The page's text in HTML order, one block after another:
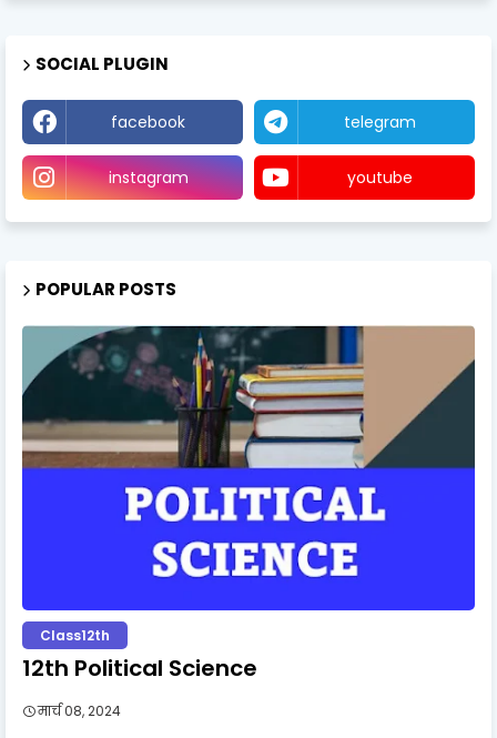
SOCIAL PLUGIN
facebook telegram
instagram youtube
POPULAR POSTS
Class12th
12th Political Science
मार्च 08, 2024